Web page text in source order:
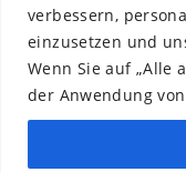
verbessern,
einzusetzen und
Wenn Sie auf „Alle
der Anwendung
Indem Du